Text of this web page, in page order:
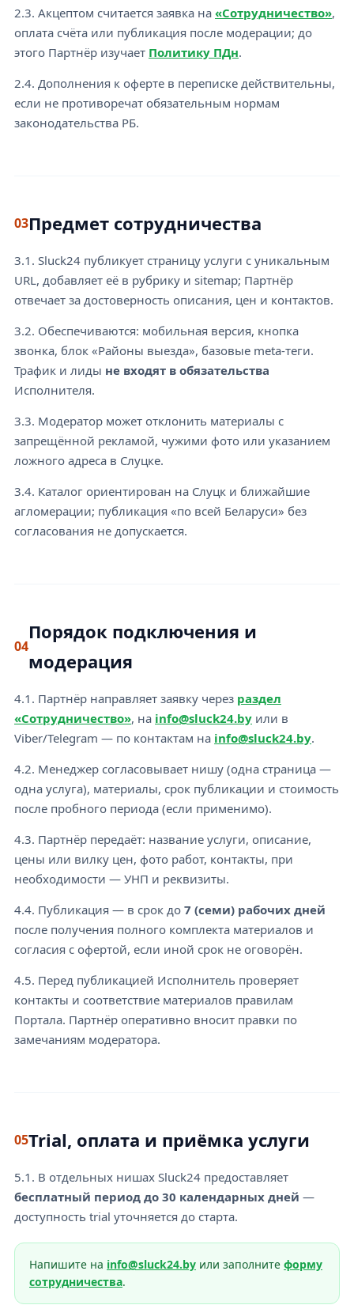
2.3. Акцептом считается заявка на «Сотрудничество»,
оплата счёта или публикация после модерации; до
этого Партнёр изучает Политику ПДн.
2.4. Дополнения к оферте в переписке действительны,
если не противоречат обязательным нормам
законодательства РБ.
03Предмет сотрудничества
3.1. Sluck24 публикует страницу услуги с уникальным
URL, добавляет её в рубрику и sitemap; Партнёр
отвечает за достоверность описания, цен и контактов.
3.2. Обеспечиваются: мобильная версия, кнопка
звонка, блок «Районы выезда», базовые meta-теги.
Трафик и лиды не входят в обязательства
Исполнителя.
3.3. Модератор может отклонить материалы с
запрещённой рекламой, чужими фото или указанием
ложного адреса в Слуцке.
3.4. Каталог ориентирован на Слуцк и ближайшие
агломерации; публикация «по всей Беларуси» без
согласования не допускается.
04
Порядок подключения и
модерация
4.1. Партнёр направляет заявку через раздел
«Сотрудничество», на info@sluck24.by или в
Viber/Telegram — по контактам на info@sluck24.by.
4.2. Менеджер согласовывает нишу (одна страница —
одна услуга), материалы, срок публикации и стоимость
после пробного периода (если применимо).
4.3. Партнёр передаёт: название услуги, описание,
цены или вилку цен, фото работ, контакты, при
необходимости — УНП и реквизиты.
4.4. Публикация — в срок до 7 (семи) рабочих дней
после получения полного комплекта материалов и
согласия с офертой, если иной срок не оговорён.
4.5. Перед публикацией Исполнитель проверяет
контакты и соответствие материалов правилам
Портала. Партнёр оперативно вносит правки по
замечаниям модератора.
05Trial, оплата и приёмка услуги
5.1. В отдельных нишах Sluck24 предоставляет
бесплатный период до 30 календарных дней —
доступность trial уточняется до старта.
Напишите на info@sluck24.by или заполните форму
сотрудничества.